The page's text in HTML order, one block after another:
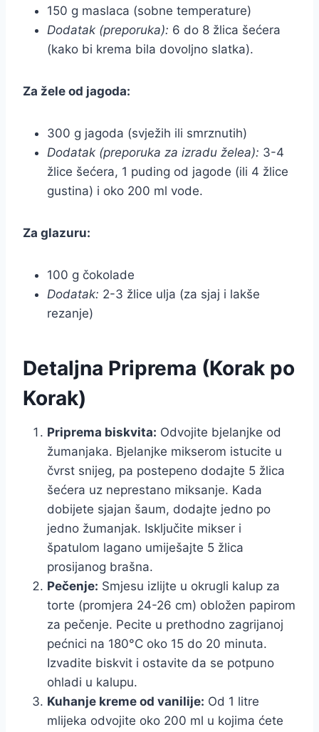
150 g maslaca (sobne temperature)
Dodatak (preporuka): 6 do 8 žlica šećera
(kako bi krema bila dovoljno slatka).
Za žele od jagoda:
300 g jagoda (svježih ili smrznutih)
Dodatak (preporuka za izradu želea): 3-4
žlice šećera, 1 puding od jagode (ili 4 žlice
gustina) i oko 200 ml vode.
Za glazuru:
100 g čokolade
Dodatak: 2-3 žlice ulja (za sjaj i lakše
rezanje)
Detaljna Priprema (Korak po
Korak)
Priprema biskvita: Odvojite bjelanjke od
žumanjaka. Bjelanjke mikserom istucite u
čvrst snijeg, pa postepeno dodajte 5 žlica
šećera uz neprestano miksanje. Kada
dobijete sjajan šaum, dodajte jedno po
jedno žumanjak. Isključite mikser i
špatulom lagano umiješajte 5 žlica
prosijanog brašna.
Pečenje: Smjesu izlijte u okrugli kalup za
torte (promjera 24-26 cm) obložen papirom
za pečenje. Pecite u prethodno zagrijanoj
pećnici na 180°C oko 15 do 20 minuta.
Izvadite biskvit i ostavite da se potpuno
ohladi u kalupu.
Kuhanje kreme od vanilije: Od 1 litre
mlijeka odvojite oko 200 ml u kojima ćete